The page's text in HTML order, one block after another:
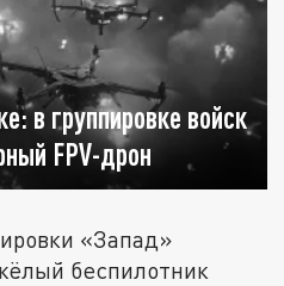
в группировке войск
FPV-дрон
«Запад»
беспилотник